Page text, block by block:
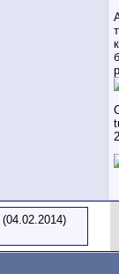
(04.02.2014)